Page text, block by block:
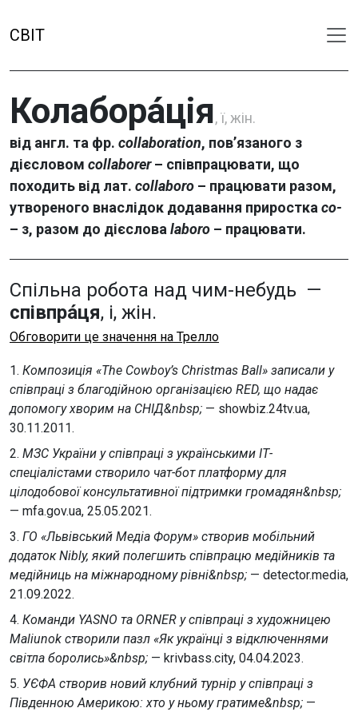
СВІТ
Колабора́ція, ї, жін.
від англ. та фр. collaboration, пов’язаного з
дієсловом collaborer– співпрацювати, що
походить від лат. collaboro – працювати разом,
утвореного внаслідок додавання приростка co-
– з, разом до дієслова laboro – працювати.
Спільна робота над чим-небудь —
співпра́ця, і, жін.
Обговорити це значення на Трелло
1. Композиція «The Cowboy’s Christmas Ball» записали у
співпраці з благодійною організацією RED, що надає
допомогу хворим на СНІД&nbsp; — showbiz.24tv.ua,
30.11.2011.
2. МЗС України у співпраці з українськими ІТ-
спеціалістами створило чат-бот платформу для
цілодобової консультативної підтримки громадян&nbsp;
— mfa.gov.ua, 25.05.2021.
3. ГО «Львівський Медіа Форум» створив мобільний
додаток Nibly, який полегшить співпрацю медійників та
медійниць на міжнародному рівні&nbsp; — detector.media,
21.09.2022.
4. Команди YASNO та ORNER у співпраці з художницею
Maliunok створили пазл «Як українці з відключеннями
світла боролись»&nbsp; — krivbass.city, 04.04.2023.
5. УЄФА створив новий клубний турнір у співпраці з
Південною Америкою: хто у ньому гратиме&nbsp; —